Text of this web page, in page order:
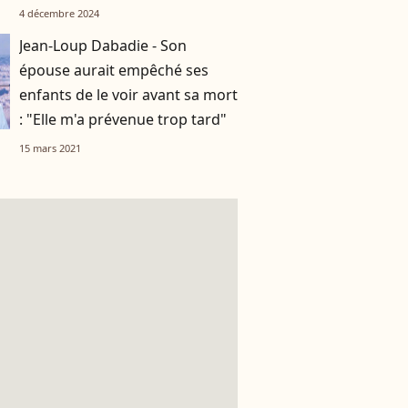
4 décembre 2024
Jean-Loup Dabadie - Son
épouse aurait empêché ses
enfants de le voir avant sa mort
: "Elle m'a prévenue trop tard"
15 mars 2021